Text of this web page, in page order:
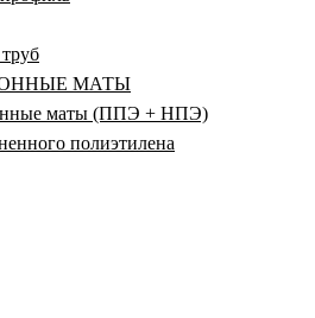
МАТЫ
маты (ППЭ + НПЭ)
полиэтилена